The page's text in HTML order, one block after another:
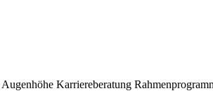
Karriereberatung